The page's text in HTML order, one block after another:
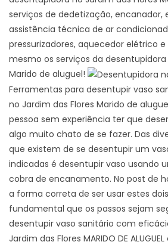
serviços de dedetização, encanador,
assistência técnica de ar
pressurizadores, aquecedor elétrico
mesmo os serviços da desentupidora
Marido de aluguel!
Ferramentas para desentupir vaso
no Jardim das Flores Marido de
pessoa sem experiência ter que
algo muito chato de se fazer. Das
que existem de se desentupir um
indicadas é desentupir vaso usando
cobra de encanamento. No post de
a forma correta de ser usar estes
fundamental que os passos sejam
desentupir vaso sanitário com
Jardim das Flores MARIDO DE